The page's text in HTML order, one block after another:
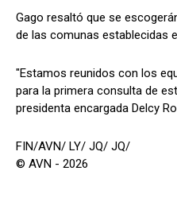
Gago resaltó que se
de las comunas establecidas
"Estamos reunidos con los
para la primera consulta de
presidenta encargada Delcy
FIN/AVN/ LY/ JQ/ JQ/
© AVN - 2026